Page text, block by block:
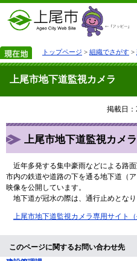
トップページ > 組織でさがす >
上尾市地下道監視カメラ
掲載日：
上尾市地下道監視カメラ
近年多発する集中豪雨などによる路面
市内の鉄道や道路の下を通る地下道（
映像を公開しています。
地下道が冠水の際は、通行止めとなり
上尾市地下道監視カメラ専用サイト（
このページに関するお問い合わせ先